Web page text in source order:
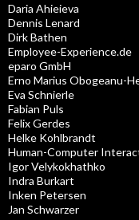
Daria Ahieieva
Dennis Lenard
Dirk Bathen
Employee-Experience.de
eparo GmbH
Erno Marius Obogeanu-
Eva Schnierle
Fabian Puls
Felix Gerdes
Helke Kohlbrandt
Human-Computer
Igor Velykokhathko
Indra Burkart
Inken Petersen
Jan Schwarzer